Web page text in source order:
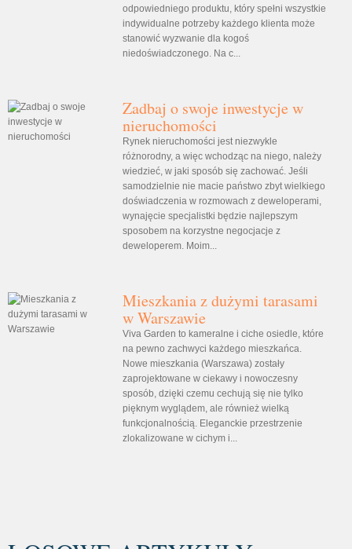
odpowiedniego produktu, który spełni wszystkie
indywidualne potrzeby każdego klienta może
stanowić wyzwanie dla kogoś
niedoświadczonego. Na c...
Zadbaj o swoje inwestycje w
nieruchomości
Rynek nieruchomości jest niezwykle
różnorodny, a więc wchodząc na niego, należy
wiedzieć, w jaki sposób się zachować. Jeśli
samodzielnie nie macie państwo zbyt wielkiego
doświadczenia w rozmowach z deweloperami,
wynajęcie specjalistki będzie najlepszym
sposobem na korzystne negocjacje z
deweloperem. Moim...
Mieszkania z dużymi tarasami
w Warszawie
Viva Garden to kameralne i ciche osiedle, które
na pewno zachwyci każdego mieszkańca.
Nowe mieszkania (Warszawa) zostały
zaprojektowane w ciekawy i nowoczesny
sposób, dzięki czemu cechują się nie tylko
pięknym wyglądem, ale również wielką
funkcjonalnością. Eleganckie przestrzenie
zlokalizowane w cichym i...